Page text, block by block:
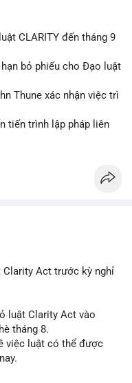
CLARITY đến tháng 9
bỏ phiếu cho Đạo luật
Thune xác nhận việc trì
tiến trình lập pháp liên
Clarity Act trước kỳ nghỉ
luật Clarity Act vào
tháng 8.
việc luật có thể được